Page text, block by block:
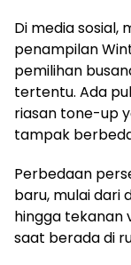
Di media sosial,
penampilan
pemilihan
tertentu. Ada
riasan tone-up
tampak
Perbedaan
baru, mulai dari
hingga tekanan
saat berada di